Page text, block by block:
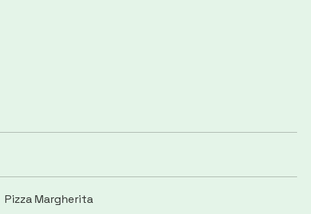
Pizza Margherita